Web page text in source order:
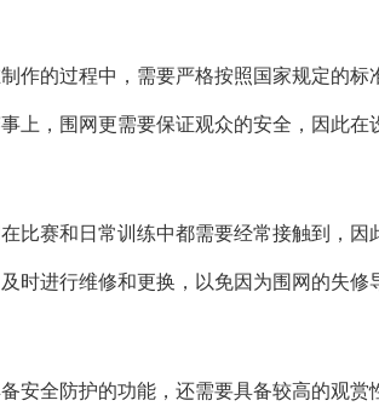
作的过程中，需要严格按照国家规定的标
上，围网更需要保证观众的安全，因此在
比赛和日常训练中都需要经常接触到，因
时进行维修和更换，以免因为围网的失修
安全防护的功能，还需要具备较高的观赏